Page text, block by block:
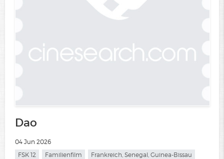
Dao
04 Jun 2026
FSK 12
Familienfilm
Frankreich, Senegal, Guinea-Bissau